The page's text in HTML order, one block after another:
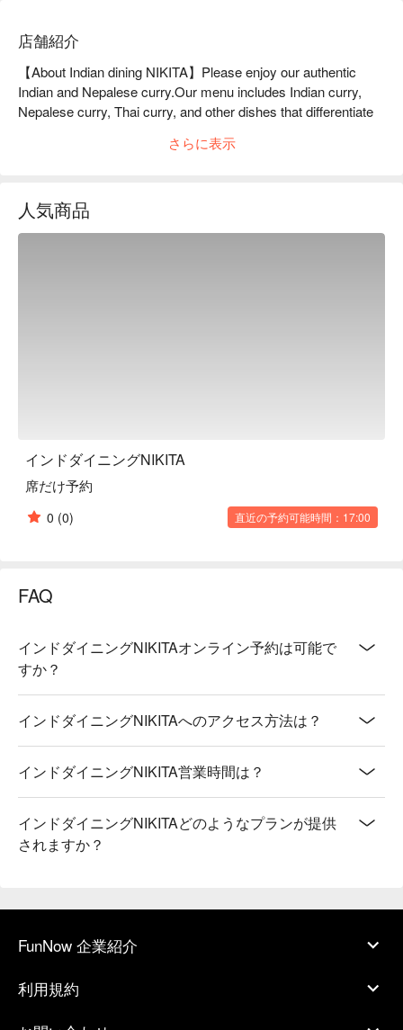
店舗紹介
【About Indian dining NIKITA】Please enjoy our authentic
Indian and Nepalese curry.Our menu includes Indian curry,
Nepalese curry, Thai curry, and other dishes that differentiate
flavors that are unique to our restaurant. Of course, you can
※ This translation includes content generated by AI.
さらに表示
人気商品
インドダイニングNIKITA
席だけ予約
0 (0) 直近の予約可能時間：17:00
FAQ
インドダイニングNIKITAオンライン予約は可能で
すか？
インドダイニングNIKITAへのアクセス方法は？
インドダイニングNIKITA営業時間は？
インドダイニングNIKITAどのようなプランが提供
されますか？
FunNow 企業紹介
利用規約